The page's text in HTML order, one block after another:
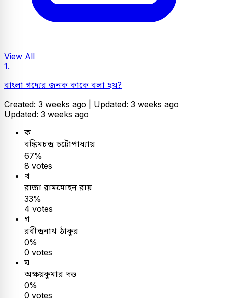
View All
1.
বাংলা গদ্যের জনক কাকে বলা হয়?
Created: 3 weeks ago | Updated: 3 weeks ago
Updated: 3 weeks ago
ক
বঙ্কিমচন্দ্র চট্টোপাধ্যায়
67%
8 votes
খ
রাজা রামমোহন রায়
33%
4 votes
গ
রবীন্দ্রনাথ ঠাকুর
0%
0 votes
ঘ
অক্ষয়কুমার দত্ত
0%
0 votes